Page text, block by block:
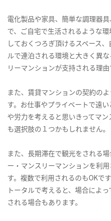
電化製品や家具、簡単な調理器
で、ご自宅で生活されるような
しておくつろぎ頂けるスペース
ルで連泊される環境と大きく異
リーマンションが支持される理由
また、賃貸マンションの契約の
す。お仕事やプライベートで遠
や労力を考えると思いきってマ
も選択肢の１つかもしれません。
また、長期滞在で観光をされる
ー・マンスリーマンションを利
す。複数で利用されるのもOKで
トータルで考えると、場合によ
される場合もあります。